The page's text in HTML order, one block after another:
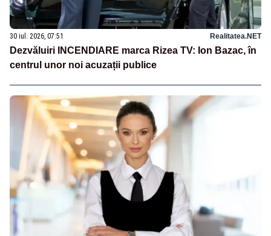
30 iul. 2026, 07:51 Realitatea.NET
Dezvăluiri INCENDIARE marca Rizea TV: Ion Bazac, în
centrul unor noi acuzații publice